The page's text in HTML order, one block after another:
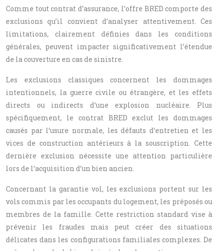
Comme tout contrat d’assurance, l’offre BRED comporte des
exclusions qu’il convient d’analyser attentivement. Ces
limitations, clairement définies dans les conditions
générales, peuvent impacter significativement l’étendue
de la couverture en cas de sinistre.
Les exclusions classiques concernent les dommages
intentionnels, la guerre civile ou étrangère, et les effets
directs ou indirects d’une explosion nucléaire. Plus
spécifiquement, le contrat BRED exclut les dommages
causés par l’usure normale, les défauts d’entretien et les
vices de construction antérieurs à la souscription. Cette
dernière exclusion nécessite une attention particulière
lors de l’acquisition d’un bien ancien.
Concernant la garantie vol, les exclusions portent sur les
vols commis par les occupants du logement, les préposés ou
membres de la famille. Cette restriction standard vise à
prévenir les fraudes mais peut créer des situations
délicates dans les configurations familiales complexes. De